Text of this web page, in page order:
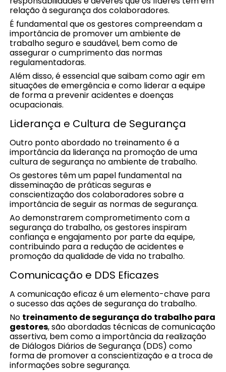
relação à segurança dos colaboradores.
É fundamental que os gestores compreendam a
importância de promover um ambiente de
trabalho seguro e saudável, bem como de
assegurar o cumprimento das normas
regulamentadoras.
Além disso, é essencial que saibam como agir em
situações de emergência e como liderar a equipe
de forma a prevenir acidentes e doenças
ocupacionais.
Liderança e Cultura de Segurança
Outro ponto abordado no treinamento é a
importância da liderança na promoção de uma
cultura de segurança no ambiente de trabalho.
Os gestores têm um papel fundamental na
disseminação de práticas seguras e
conscientização dos colaboradores sobre a
importância de seguir as normas de segurança.
Ao demonstrarem comprometimento com a
segurança do trabalho, os gestores inspiram
confiança e engajamento por parte da equipe,
contribuindo para a redução de acidentes e
promoção da qualidade de vida no trabalho.
Comunicação e DDS Eficazes
A comunicação eficaz é um elemento-chave para
o sucesso das ações de segurança do trabalho.
No treinamento de segurança do trabalho para
gestores, são abordadas técnicas de comunicação
assertiva, bem como a importância da realização
de Diálogos Diários de Segurança (DDS) como
forma de promover a conscientização e a troca de
informações sobre segurança.